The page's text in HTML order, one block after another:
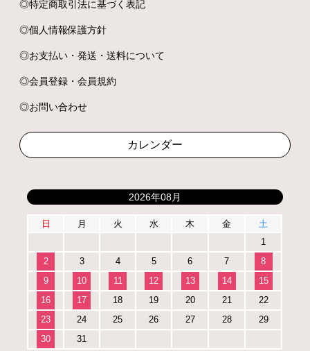
特定商取引法に基づく表記
個人情報保護方針
お支払い・発送・送料について
会員登録・会員規約
お問い合わせ
カレンダー
2026年08月
日 月 火 水 木 金
土
1
2
3 4 5 6 7
8
9
10 11 12 13 14
15
16
17 18 19 20 21
22
23
24 25 26 27 28
29
30
31